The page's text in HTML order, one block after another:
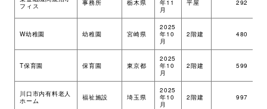
イベントレポート一覧
フィス
事務所 栃木県
年11
月
平屋 292
W幼稚園 幼稚園 宮崎県
2025
年10
月
2階建 480
T保育園 保育園 東京都
2025
年10
月
2階建 599
川口市内有料老人
ホーム
福祉施設 埼玉県
2025
年10
月
2階建 997